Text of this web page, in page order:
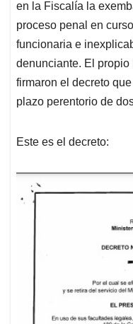
en la Fiscalía la
proceso penal en
funcionaria e
denunciante. El
firmaron el decreto
plazo perentorio de
Este es el decreto: